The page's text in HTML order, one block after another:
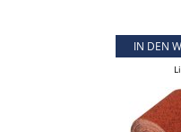
IN DEN